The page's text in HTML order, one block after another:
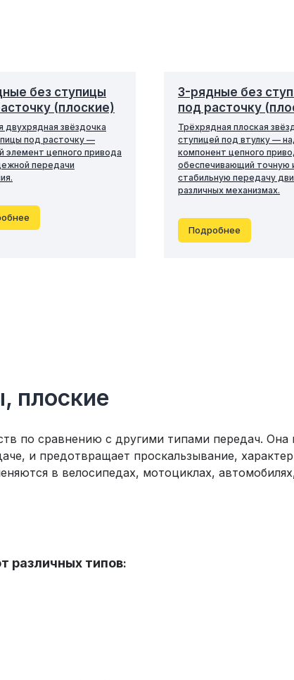
без ступицы
(плоские)
двухрядная звёздочка
под расточку —
элемент цепного привода
передачи
3-рядные без
под расточку
Трёхрядная плоская
ступицей под втулку —
компонент цепного
обеспечивающий точную
стабильную передачу
различных механизмах.
Подробнее
плоские
по сравнению с другими типами передач.
и предотвращает проскальзывание,
в велосипедах, мотоциклах,
различных типов: